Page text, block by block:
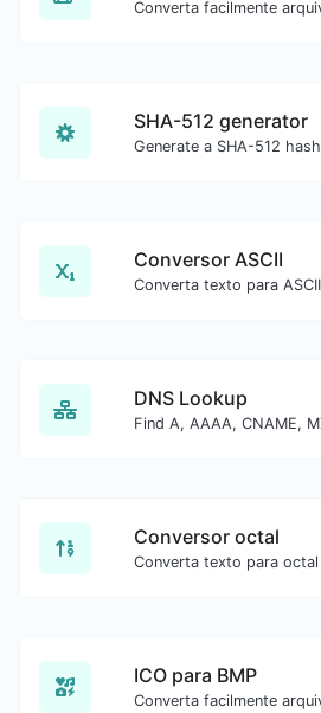
SHA-512 generator
Conversor ASCII
DNS Lookup
Conversor octal
ICO para BMP